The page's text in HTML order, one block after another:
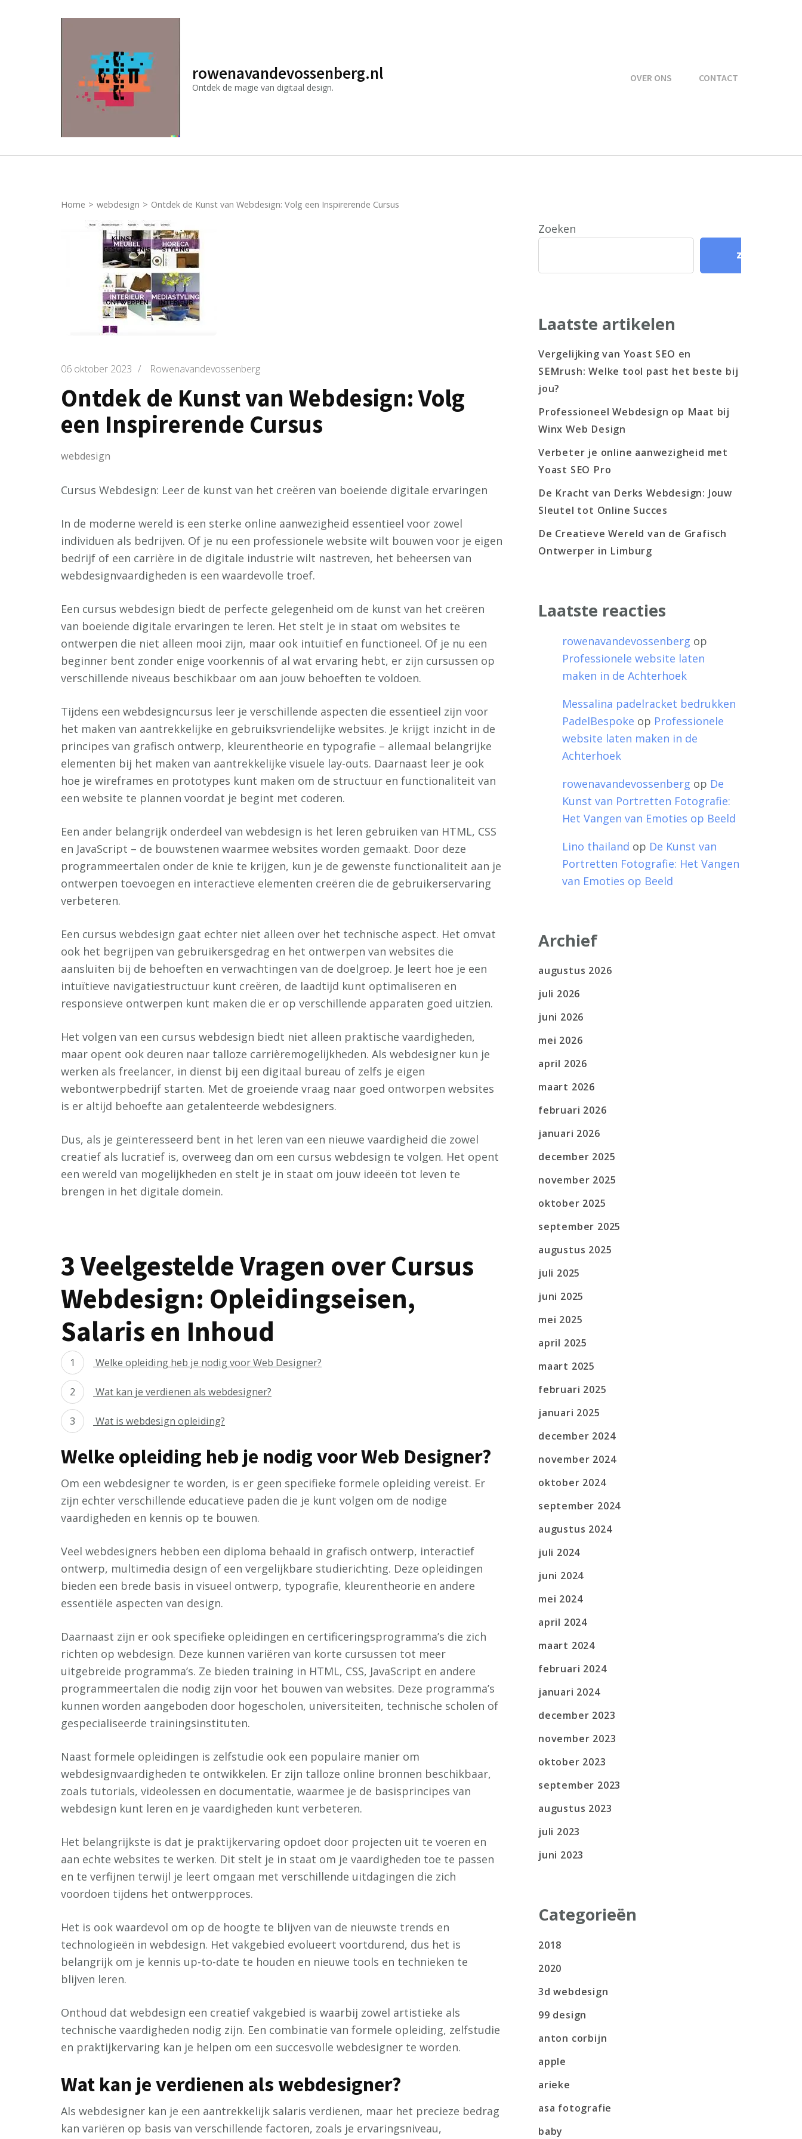
rowenavandevossenberg.nl
Ontdek de magie van digitaal design.
OVER ONS CONTACT
Home > webdesign > Ontdek de Kunst van Webdesign: Volg een Inspirerende Cursus
06 oktober 2023 / Rowenavandevossenberg
Ontdek de Kunst van Webdesign: Volg
een Inspirerende Cursus
webdesign
Cursus Webdesign: Leer de kunst van het creëren van boeiende digitale ervaringen
In de moderne wereld is een sterke online aanwezigheid essentieel voor zowel
individuen als bedrijven. Of je nu een professionele website wilt bouwen voor je eigen
bedrijf of een carrière in de digitale industrie wilt nastreven, het beheersen van
webdesignvaardigheden is een waardevolle troef.
Een cursus webdesign biedt de perfecte gelegenheid om de kunst van het creëren
van boeiende digitale ervaringen te leren. Het stelt je in staat om websites te
ontwerpen die niet alleen mooi zijn, maar ook intuïtief en functioneel. Of je nu een
beginner bent zonder enige voorkennis of al wat ervaring hebt, er zijn cursussen op
verschillende niveaus beschikbaar om aan jouw behoeften te voldoen.
Tijdens een webdesigncursus leer je verschillende aspecten die essentieel zijn voor
het maken van aantrekkelijke en gebruiksvriendelijke websites. Je krijgt inzicht in de
principes van grafisch ontwerp, kleurentheorie en typografie – allemaal belangrijke
elementen bij het maken van aantrekkelijke visuele lay-outs. Daarnaast leer je ook
hoe je wireframes en prototypes kunt maken om de structuur en functionaliteit van
een website te plannen voordat je begint met coderen.
Een ander belangrijk onderdeel van webdesign is het leren gebruiken van HTML, CSS
en JavaScript – de bouwstenen waarmee websites worden gemaakt. Door deze
programmeertalen onder de knie te krijgen, kun je de gewenste functionaliteit aan je
ontwerpen toevoegen en interactieve elementen creëren die de gebruikerservaring
verbeteren.
Een cursus webdesign gaat echter niet alleen over het technische aspect. Het omvat
ook het begrijpen van gebruikersgedrag en het ontwerpen van websites die
aansluiten bij de behoeften en verwachtingen van de doelgroep. Je leert hoe je een
intuïtieve navigatiestructuur kunt creëren, de laadtijd kunt optimaliseren en
responsieve ontwerpen kunt maken die er op verschillende apparaten goed uitzien.
Het volgen van een cursus webdesign biedt niet alleen praktische vaardigheden,
maar opent ook deuren naar talloze carrièremogelijkheden. Als webdesigner kun je
werken als freelancer, in dienst bij een digitaal bureau of zelfs je eigen
webontwerpbedrijf starten. Met de groeiende vraag naar goed ontworpen websites
is er altijd behoefte aan getalenteerde webdesigners.
Dus, als je geïnteresseerd bent in het leren van een nieuwe vaardigheid die zowel
creatief als lucratief is, overweeg dan om een cursus webdesign te volgen. Het opent
een wereld van mogelijkheden en stelt je in staat om jouw ideeën tot leven te
brengen in het digitale domein.
3 Veelgestelde Vragen over Cursus
Webdesign: Opleidingseisen,
Salaris en Inhoud
Welke opleiding heb je nodig voor Web Designer?
Wat kan je verdienen als webdesigner?
Wat is webdesign opleiding?
Welke opleiding heb je nodig voor Web Designer?
Om een webdesigner te worden, is er geen specifieke formele opleiding vereist. Er
zijn echter verschillende educatieve paden die je kunt volgen om de nodige
vaardigheden en kennis op te bouwen.
Veel webdesigners hebben een diploma behaald in grafisch ontwerp, interactief
ontwerp, multimedia design of een vergelijkbare studierichting. Deze opleidingen
bieden een brede basis in visueel ontwerp, typografie, kleurentheorie en andere
essentiële aspecten van design.
Daarnaast zijn er ook specifieke opleidingen en certificeringsprogramma’s die zich
richten op webdesign. Deze kunnen variëren van korte cursussen tot meer
uitgebreide programma’s. Ze bieden training in HTML, CSS, JavaScript en andere
programmeertalen die nodig zijn voor het bouwen van websites. Deze programma’s
kunnen worden aangeboden door hogescholen, universiteiten, technische scholen of
gespecialiseerde trainingsinstituten.
Naast formele opleidingen is zelfstudie ook een populaire manier om
webdesignvaardigheden te ontwikkelen. Er zijn talloze online bronnen beschikbaar,
zoals tutorials, videolessen en documentatie, waarmee je de basisprincipes van
webdesign kunt leren en je vaardigheden kunt verbeteren.
Het belangrijkste is dat je praktijkervaring opdoet door projecten uit te voeren en
aan echte websites te werken. Dit stelt je in staat om je vaardigheden toe te passen
en te verfijnen terwijl je leert omgaan met verschillende uitdagingen die zich
voordoen tijdens het ontwerpproces.
Het is ook waardevol om op de hoogte te blijven van de nieuwste trends en
technologieën in webdesign. Het vakgebied evolueert voortdurend, dus het is
belangrijk om je kennis up-to-date te houden en nieuwe tools en technieken te
blijven leren.
Onthoud dat webdesign een creatief vakgebied is waarbij zowel artistieke als
technische vaardigheden nodig zijn. Een combinatie van formele opleiding, zelfstudie
en praktijkervaring kan je helpen om een succesvolle webdesigner te worden.
Wat kan je verdienen als webdesigner?
Als webdesigner kan je een aantrekkelijk salaris verdienen, maar het precieze bedrag
kan variëren op basis van verschillende factoren, zoals je ervaringsniveau,
Zoeken
Zoeken
Laatste artikelen
Vergelijking van Yoast SEO en
SEMrush: Welke tool past het beste bij
jou?
Professioneel Webdesign op Maat bij
Winx Web Design
Verbeter je online aanwezigheid met
Yoast SEO Pro
De Kracht van Derks Webdesign: Jouw
Sleutel tot Online Succes
De Creatieve Wereld van de Grafisch
Ontwerper in Limburg
Laatste reacties
rowenavandevossenberg op
Professionele website laten
maken in de Achterhoek
Messalina padelracket bedrukken
PadelBespoke op Professionele
website laten maken in de
Achterhoek
rowenavandevossenberg op De
Kunst van Portretten Fotografie:
Het Vangen van Emoties op Beeld
Lino thailand op De Kunst van
Portretten Fotografie: Het Vangen
van Emoties op Beeld
Archief
augustus 2026
juli 2026
juni 2026
mei 2026
april 2026
maart 2026
februari 2026
januari 2026
december 2025
november 2025
oktober 2025
september 2025
augustus 2025
juli 2025
juni 2025
mei 2025
april 2025
maart 2025
februari 2025
januari 2025
december 2024
november 2024
oktober 2024
september 2024
augustus 2024
juli 2024
juni 2024
mei 2024
april 2024
maart 2024
februari 2024
januari 2024
december 2023
november 2023
oktober 2023
september 2023
augustus 2023
juli 2023
juni 2023
Categorieën
2018
2020
3d webdesign
99 design
anton corbijn
apple
arieke
asa fotografie
baby